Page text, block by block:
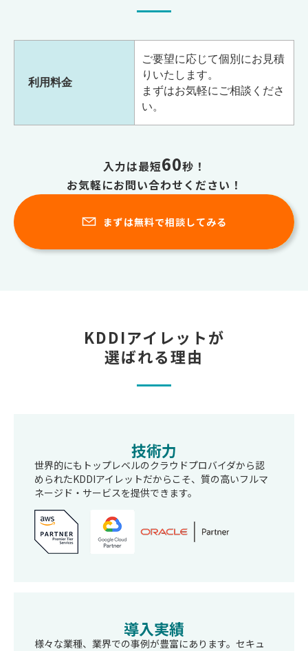
利用料金
ご要望に応じて個別にお見積
りいたします。
まずはお気軽にご相談くださ
い。
入力は最短60秒！
お気軽にお問い合わせください！
まずは無料で相談してみる
KDDIアイレットが
選ばれる理由
技術力
世界的にもトップレベルのクラウドプロバイダから認
められたKDDIアイレットだからこそ、質の高いフルマ
ネージド・サービスを提供できます。
導入実績
様々な業種、業界での事例が豊富にあります。セキュ